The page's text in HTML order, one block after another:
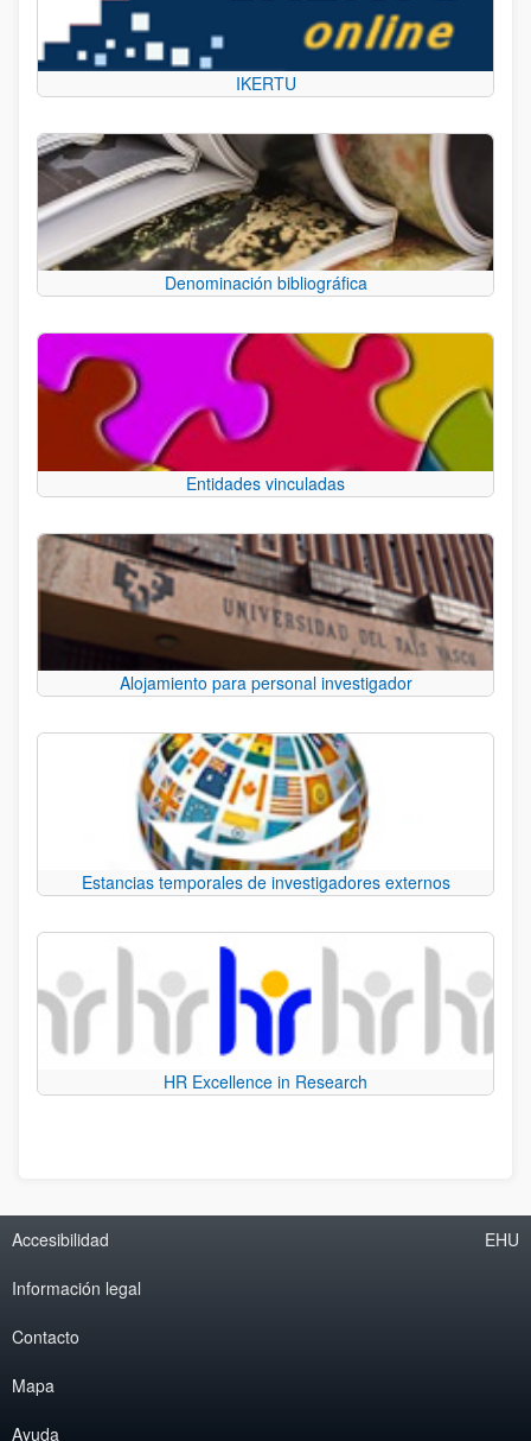
IKERTU
Denominación bibliográfica
Entidades vinculadas
Alojamiento para personal investigador
Estancias temporales de investigadores externos
HR Excellence in Research
Accesibilidad
Información legal
Contacto
Mapa
Ayuda
EHU